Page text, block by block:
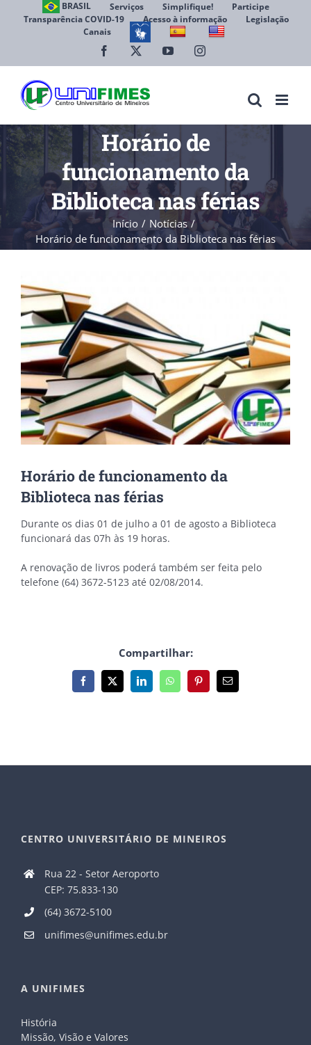
BRASIL Serviços Simplifique!
Participe
Transparência COVID-19
Acesso à informação
Legislação
Canais
Facebook YouTubeInstagram
Horário de
funcionamento da
Biblioteca nas férias
Início
Notícias
Horário de funcionamento da Biblioteca nas férias
Larger
Image
Horário de funcionamento da
Biblioteca nas férias
Durante os dias 01 de julho a 01 de agosto a Biblioteca
funcionará das 07h às 19 horas.
A renovação de livros poderá também ser feita pelo
telefone (64) 3672-5123 até 02/08/2014.
Compartilhar:
Facebook
X LinkedInWhatsAppPinterest
E-
mail
CENTRO UNIVERSITÁRIO DE MINEIROS
Rua 22 - Setor Aeroporto
CEP: 75.833-130
(64) 3672-5100
unifimes@unifimes.edu.br
A UNIFIMES
História
Missão, Visão e Valores